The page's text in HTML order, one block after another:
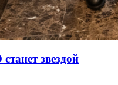
звездой